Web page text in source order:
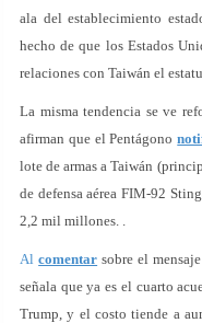
ala del establecimiento
hecho de que los Estados
relaciones con Taiwán el
La misma tendencia se ve
afirman que el Pentágono
lote de armas a Taiwán
de defensa aérea FIM-92
2,2 mil millones. .
Alcomentar sobre el
señala que ya es el cuarto
Trump, y el costo tiende a